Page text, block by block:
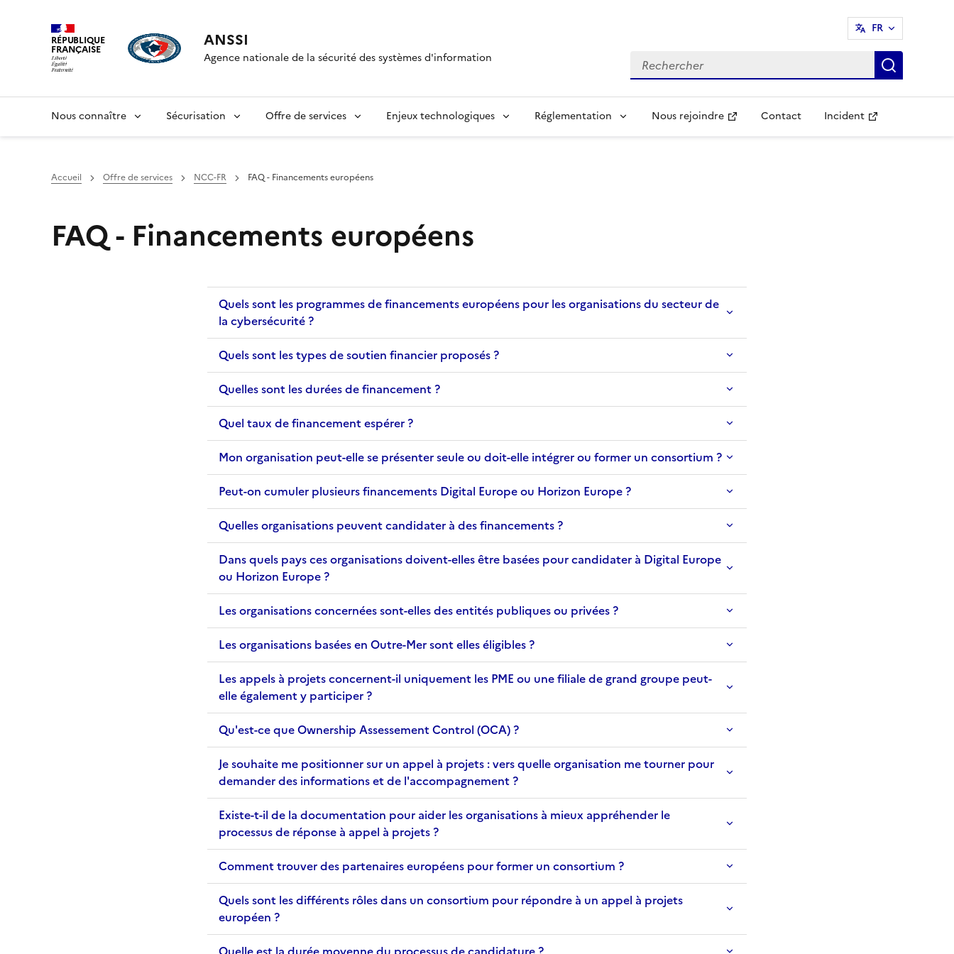
RÉPUBLIQUE
FRANÇAISE ANSSI
Agence nationale de la sécurité des systèmes d'information
FR
Rechercher
Nous connaître Sécurisation Offre de services Enjeux technologiques Réglementation Nous rejoindre
Ouvre une nouvelle fenêtreContact Incident
Ouvre une nouvelle fenêtre
Accueil Offre de services NCC-FR FAQ - Financements européens
FAQ - Financements européens
Quels sont les programmes de financements européens pour les organisations du secteur de
la cybersécurité ?
Quels sont les types de soutien financier proposés ?
Quelles sont les durées de financement ?
Quel taux de financement espérer ?
Mon organisation peut-elle se présenter seule ou doit-elle intégrer ou former un consortium ?
Peut-on cumuler plusieurs financements Digital Europe ou Horizon Europe ?
Quelles organisations peuvent candidater à des financements ?
Dans quels pays ces organisations doivent-elles être basées pour candidater à Digital Europe
ou Horizon Europe ?
Les organisations concernées sont-elles des entités publiques ou privées ?
Les organisations basées en Outre-Mer sont elles éligibles ?
Les appels à projets concernent-il uniquement les PME ou une filiale de grand groupe peut-
elle également y participer ?
Qu'est-ce que Ownership Assessement Control (OCA) ?
Je souhaite me positionner sur un appel à projets : vers quelle organisation me tourner pour
demander des informations et de l'accompagnement ?
Existe-t-il de la documentation pour aider les organisations à mieux appréhender le
processus de réponse à appel à projets ?
Comment trouver des partenaires européens pour former un consortium ?
Quels sont les différents rôles dans un consortium pour répondre à un appel à projets
européen ?